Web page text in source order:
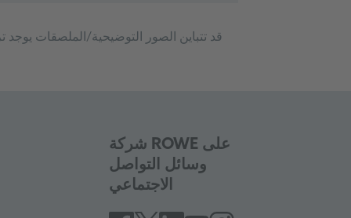
شركة ROWE على
وسائل التواصل
الاجتماعي